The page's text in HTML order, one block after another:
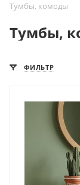
Тумбы, комоды
Тумбы,
ФИЛЬТР